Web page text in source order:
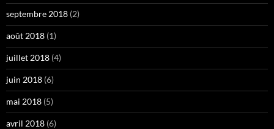
septembre 2018 (2)
août 2018 (1)
juillet 2018 (4)
juin 2018 (6)
mai 2018 (5)
avril 2018 (6)